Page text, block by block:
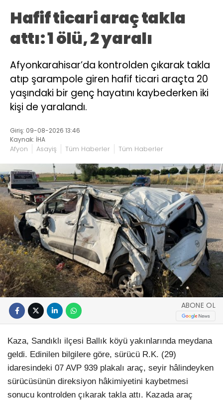
Hafif ticari araç takla
attı: 1 ölü, 2 yaralı
Afyonkarahisar’da kontrolden çıkarak takla
atıp şarampole giren hafif ticari araçta 20
yaşındaki bir genç hayatını kaybederken iki
kişi de yaralandı.
Giriş: 09-08-2026 13:46
Kaynak: İHA
Afyon Asayiş Tüm Haberler Tüm Haberler
ABONE OL
Kaza, Sandıklı ilçesi Ballık köyü yakınlarında meydana
geldi. Edinilen bilgilere göre, sürücü R.K. (29)
idaresindeki 07 AVP 939 plakalı araç, seyir hâlindeyken
sürücüsünün direksiyon hâkimiyetini kaybetmesi
sonucu kontrolden çıkarak takla attı. Kazada araç